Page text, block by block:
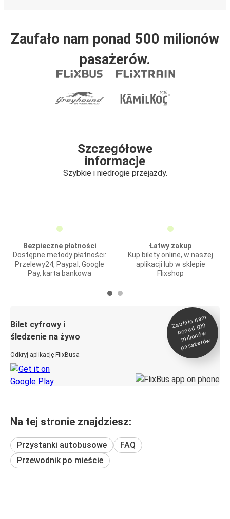
Zaufało nam ponad 500 milionów
pasażerów.
Szczegółowe
informacje
Szybkie i niedrogie przejazdy.
Bezpieczne płatności
Dostępne metody płatności:
Przelewy24, Paypal, Google
Pay, karta bankowa
Łatwy zakup
Kup bilety online, w naszej
aplikacji lub w sklepie
Flixshop
Bilet cyfrowy i
śledzenie na żywo
Odkryj aplikację FlixBusa
Zaufało na
m
ponad 500
milionó
w
pasażeró
w
Na tej stronie znajdziesz:
Przystanki autobusowe
FAQ
Przewodnik po mieście